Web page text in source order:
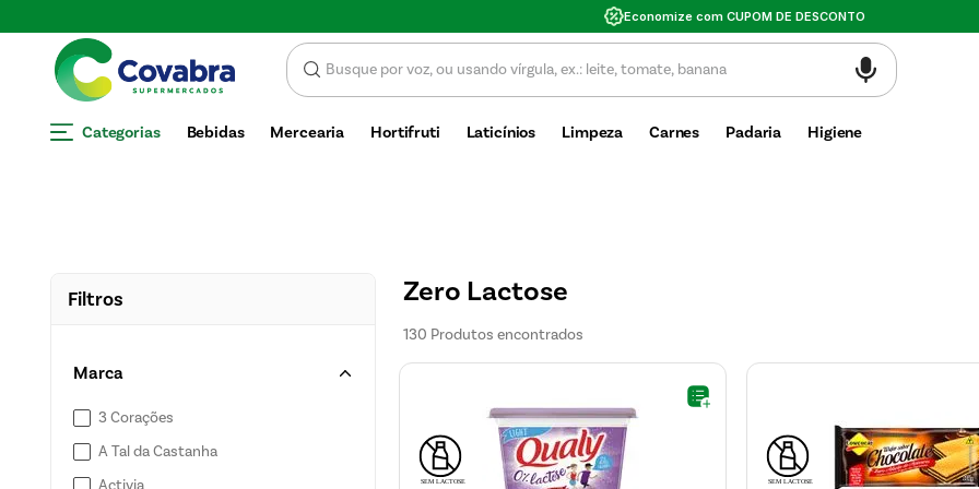
Valor mínimo de compra $30
Categorias Bebidas Mercearia Hortifruti Laticínios Limpeza Carnes Padaria Higiene
Filtros
Marca
3 Corações
A Tal da Castanha
Activia
Zero Lactose
130 Produtos